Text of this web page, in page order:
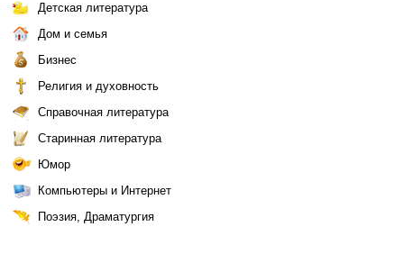
Детская литература
Дом и семья
Бизнес
Религия и духовность
Справочная литература
Старинная литература
Юмор
Компьютеры и Интернет
Поэзия, Драматургия